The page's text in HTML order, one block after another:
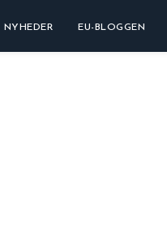
NYHEDER EU-BLOGGEN